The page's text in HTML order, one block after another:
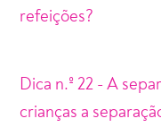
refeições?
Dica n.º 22 - A
crianças a